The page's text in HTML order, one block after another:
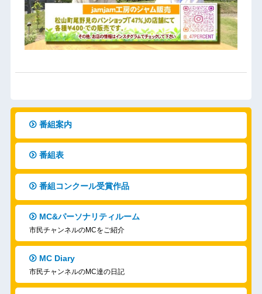
番組案内
番組表
番組コンクール受賞作品
MC&パーソナリティルーム
市民チャンネルのMCをご紹介
MC Diary
市民チャンネルのMC達の日記